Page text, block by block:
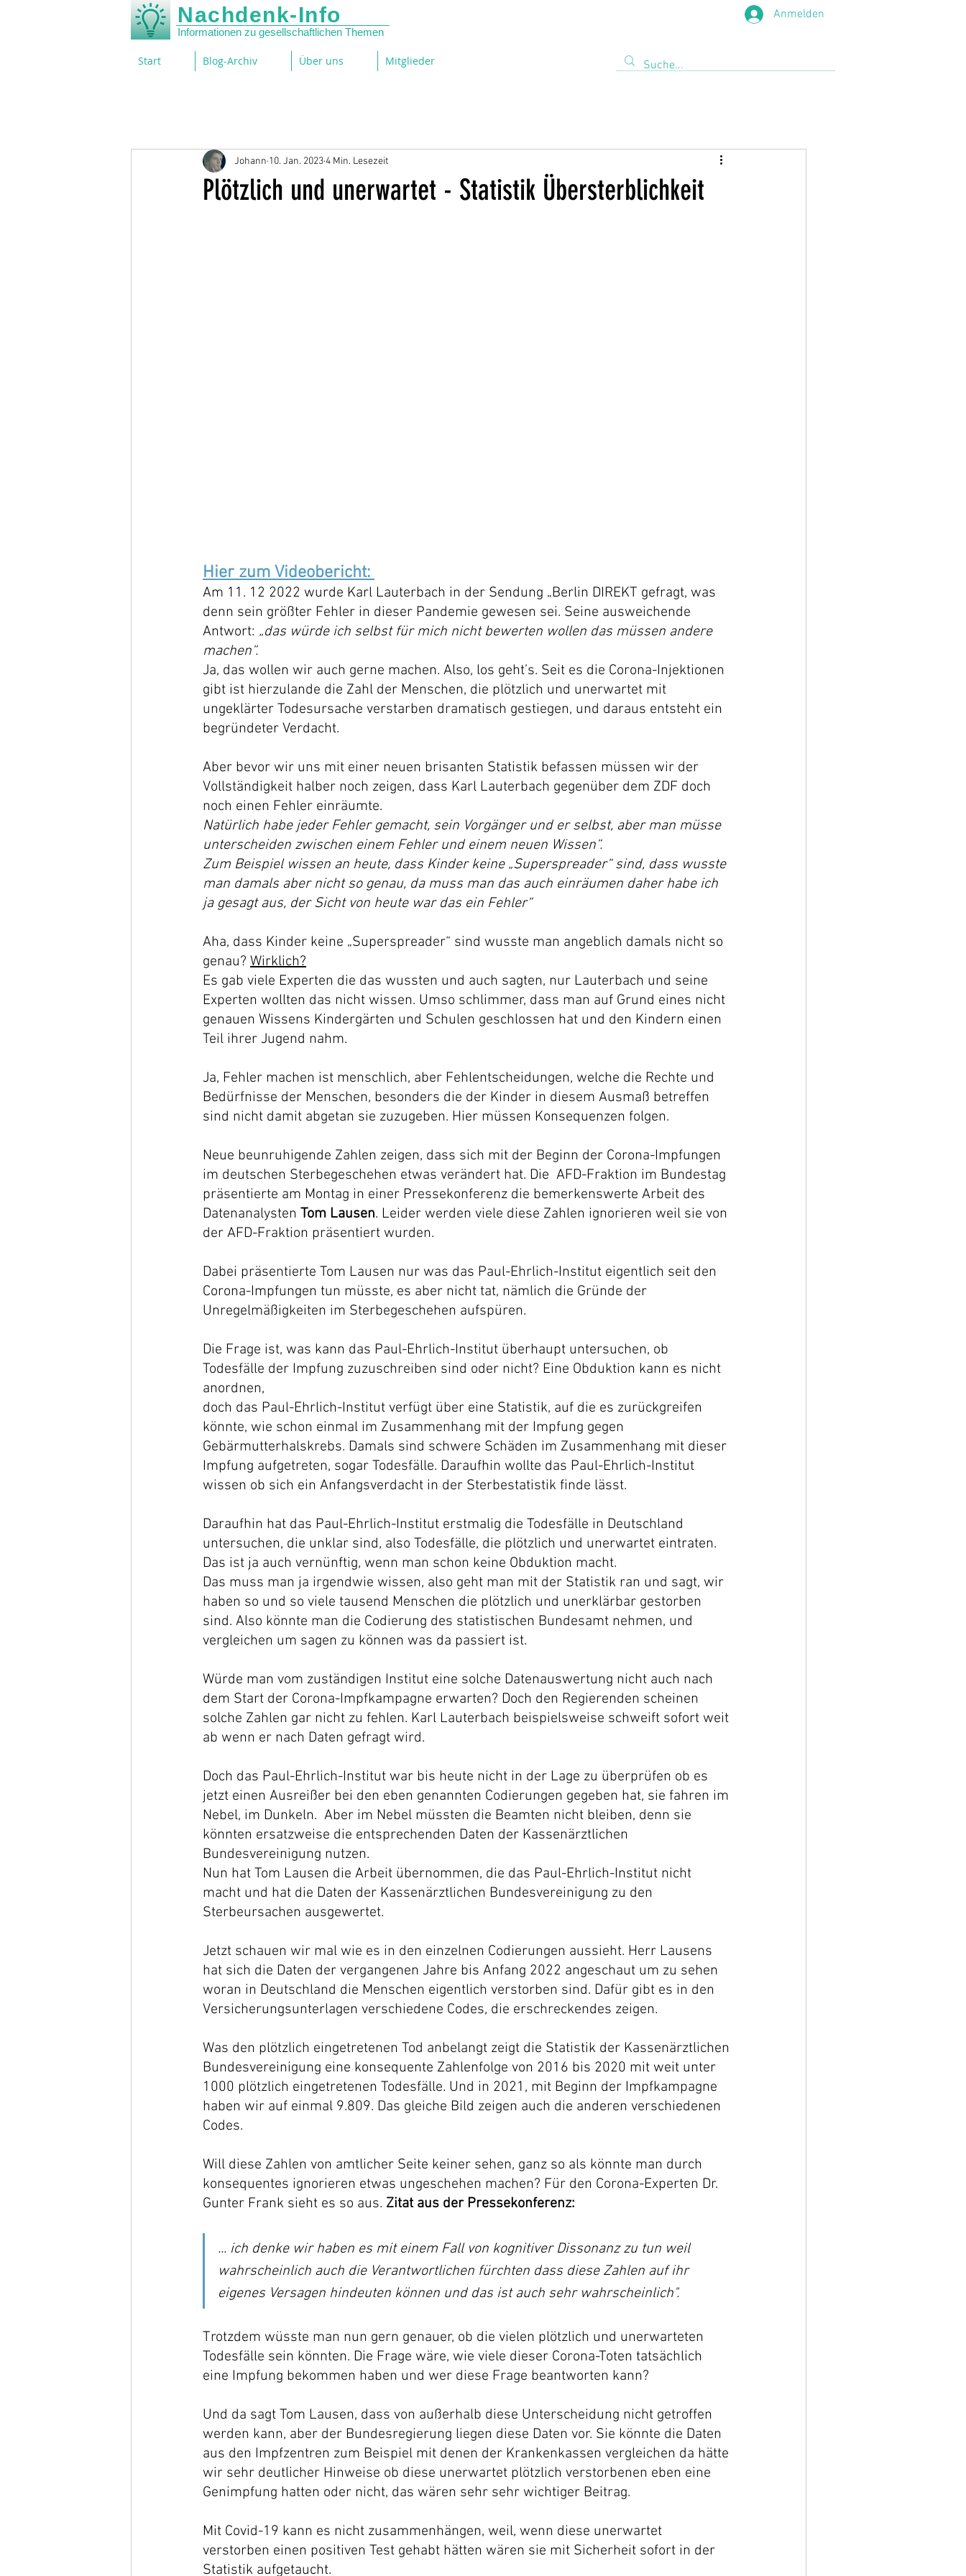
Nachdenk-Info
Informationen zu gesellschaftlichen Themen
Start Blog-Archiv Über uns Mitglieder
Anmelden
Plötzlich und unerwartet - Statistik Übersterblichkeit
Johann 10. Jan. 20234 Min. Lesezeit
Hier zum Videobericht:
Am 11. 12 2022 wurde Karl Lauterbach in der Sendung „Berlin DIREKT gefragt, was
denn sein größter Fehler in dieser Pandemie gewesen sei. Seine ausweichende
Antwort: „das würde ich selbst für mich nicht bewerten wollen das müssen andere
machen“.
Ja, das wollen wir auch gerne machen. Also, los geht’s. Seit es die Corona-Injektionen
gibt ist hierzulande die Zahl der Menschen, die plötzlich und unerwartet mit
ungeklärter Todesursache verstarben dramatisch gestiegen, und daraus entsteht ein
begründeter Verdacht.
Aber bevor wir uns mit einer neuen brisanten Statistik befassen müssen wir der
Vollständigkeit halber noch zeigen, dass Karl Lauterbach gegenüber dem ZDF doch
noch einen Fehler einräumte.
Natürlich habe jeder Fehler gemacht, sein Vorgänger und er selbst, aber man müsse
unterscheiden zwischen einem Fehler und einem neuen Wissen“.
Zum Beispiel wissen an heute, dass Kinder keine „Superspreader“ sind, dass wusste
man damals aber nicht so genau, da muss man das auch einräumen daher habe ich
ja gesagt aus, der Sicht von heute war das ein Fehler“
Aha, dass Kinder keine „Superspreader“ sind wusste man angeblich damals nicht so
genau? Wirklich?
Es gab viele Experten die das wussten und auch sagten, nur Lauterbach und seine
Experten wollten das nicht wissen. Umso schlimmer, dass man auf Grund eines nicht
genauen Wissens Kindergärten und Schulen geschlossen hat und den Kindern einen
Teil ihrer Jugend nahm.
Ja, Fehler machen ist menschlich, aber Fehlentscheidungen, welche die Rechte und
Bedürfnisse der Menschen, besonders die der Kinder in diesem Ausmaß betreffen
sind nicht damit abgetan sie zuzugeben. Hier müssen Konsequenzen folgen.
Neue beunruhigende Zahlen zeigen, dass sich mit der Beginn der Corona-Impfungen
im deutschen Sterbegeschehen etwas verändert hat. Die  AFD-Fraktion im Bundestag
präsentierte am Montag in einer Pressekonferenz die bemerkenswerte Arbeit des
Datenanalysten Tom Lausen. Leider werden viele diese Zahlen ignorieren weil sie von
der AFD-Fraktion präsentiert wurden.
Dabei präsentierte Tom Lausen nur was das Paul-Ehrlich-Institut eigentlich seit den
Corona-Impfungen tun müsste, es aber nicht tat, nämlich die Gründe der
Unregelmäßigkeiten im Sterbegeschehen aufspüren.
Die Frage ist, was kann das Paul-Ehrlich-Institut überhaupt untersuchen, ob
Todesfälle der Impfung zuzuschreiben sind oder nicht? Eine Obduktion kann es nicht
anordnen,
doch das Paul-Ehrlich-Institut verfügt über eine Statistik, auf die es zurückgreifen
könnte, wie schon einmal im Zusammenhang mit der Impfung gegen
Gebärmutterhalskrebs. Damals sind schwere Schäden im Zusammenhang mit dieser
Impfung aufgetreten, sogar Todesfälle. Daraufhin wollte das Paul-Ehrlich-Institut
wissen ob sich ein Anfangsverdacht in der Sterbestatistik finde lässt.
Daraufhin hat das Paul-Ehrlich-Institut erstmalig die Todesfälle in Deutschland
untersuchen, die unklar sind, also Todesfälle, die plötzlich und unerwartet eintraten.
Das ist ja auch vernünftig, wenn man schon keine Obduktion macht.
Das muss man ja irgendwie wissen, also geht man mit der Statistik ran und sagt, wir
haben so und so viele tausend Menschen die plötzlich und unerklärbar gestorben
sind. Also könnte man die Codierung des statistischen Bundesamt nehmen, und
vergleichen um sagen zu können was da passiert ist.
Würde man vom zuständigen Institut eine solche Datenauswertung nicht auch nach
dem Start der Corona-Impfkampagne erwarten? Doch den Regierenden scheinen
solche Zahlen gar nicht zu fehlen. Karl Lauterbach beispielsweise schweift sofort weit
ab wenn er nach Daten gefragt wird.
Doch das Paul-Ehrlich-Institut war bis heute nicht in der Lage zu überprüfen ob es
jetzt einen Ausreißer bei den eben genannten Codierungen gegeben hat, sie fahren im
Nebel, im Dunkeln.  Aber im Nebel müssten die Beamten nicht bleiben, denn sie
könnten ersatzweise die entsprechenden Daten der Kassenärztlichen
Bundesvereinigung nutzen.
Nun hat Tom Lausen die Arbeit übernommen, die das Paul-Ehrlich-Institut nicht
macht und hat die Daten der Kassenärztlichen Bundesvereinigung zu den
Sterbeursachen ausgewertet.
Jetzt schauen wir mal wie es in den einzelnen Codierungen aussieht. Herr Lausens
hat sich die Daten der vergangenen Jahre bis Anfang 2022 angeschaut um zu sehen
woran in Deutschland die Menschen eigentlich verstorben sind. Dafür gibt es in den
Versicherungsunterlagen verschiedene Codes, die erschreckendes zeigen.
Was den plötzlich eingetretenen Tod anbelangt zeigt die Statistik der Kassenärztlichen
Bundesvereinigung eine konsequente Zahlenfolge von 2016 bis 2020 mit weit unter
1000 plötzlich eingetretenen Todesfälle. Und in 2021, mit Beginn der Impfkampagne
haben wir auf einmal 9.809. Das gleiche Bild zeigen auch die anderen verschiedenen
Codes.
Will diese Zahlen von amtlicher Seite keiner sehen, ganz so als könnte man durch
konsequentes ignorieren etwas ungeschehen machen? Für den Corona-Experten Dr.
Gunter Frank sieht es so aus. Zitat aus der Pressekonferenz:
... ich denke wir haben es mit einem Fall von kognitiver Dissonanz zu tun weil
wahrscheinlich auch die Verantwortlichen fürchten dass diese Zahlen auf ihr
eigenes Versagen hindeuten können und das ist auch sehr wahrscheinlich".
Trotzdem wüsste man nun gern genauer, ob die vielen plötzlich und unerwarteten
Todesfälle sein könnten. Die Frage wäre, wie viele dieser Corona-Toten tatsächlich
eine Impfung bekommen haben und wer diese Frage beantworten kann?
Und da sagt Tom Lausen, dass von außerhalb diese Unterscheidung nicht getroffen
werden kann, aber der Bundesregierung liegen diese Daten vor. Sie könnte die Daten
aus den Impfzentren zum Beispiel mit denen der Krankenkassen vergleichen da hätte
wir sehr deutlicher Hinweise ob diese unerwartet plötzlich verstorbenen eben eine
Genimpfung hatten oder nicht, das wären sehr sehr wichtiger Beitrag.
Mit Covid-19 kann es nicht zusammenhängen, weil, wenn diese unerwartet
verstorben einen positiven Test gehabt hätten wären sie mit Sicherheit sofort in der
Statistik aufgetaucht.